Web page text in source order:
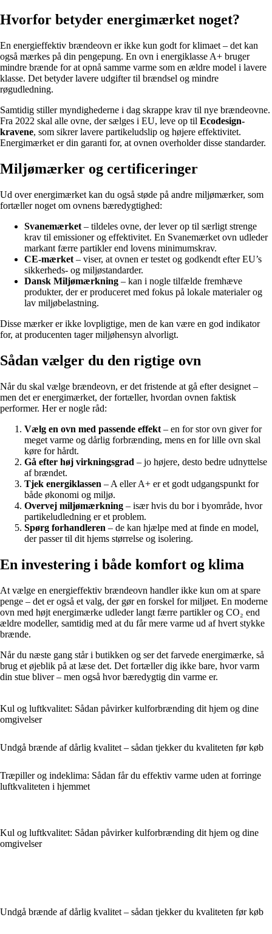
Hvorfor betyder energimærket noget?
En energieffektiv brændeovn er ikke kun godt for klimaet – det kan
også mærkes på din pengepung. En ovn i energiklasse A+ bruger
mindre brænde for at opnå samme varme som en ældre model i lavere
klasse. Det betyder lavere udgifter til brændsel og mindre
røgudledning.
Samtidig stiller myndighederne i dag skrappe krav til nye brændeovne.
Fra 2022 skal alle ovne, der sælges i EU, leve op til Ecodesign-
kravene, som sikrer lavere partikeludslip og højere effektivitet.
Energimærket er din garanti for, at ovnen overholder disse standarder.
Miljømærker og certificeringer
Ud over energimærket kan du også støde på andre miljømærker, som
fortæller noget om ovnens bæredygtighed:
Svanemærket – tildeles ovne, der lever op til særligt strenge
krav til emissioner og effektivitet. En Svanemærket ovn udleder
markant færre partikler end lovens minimumskrav.
CE-mærket – viser, at ovnen er testet og godkendt efter EU’s
sikkerheds- og miljøstandarder.
Dansk Miljømærkning – kan i nogle tilfælde fremhæve
produkter, der er produceret med fokus på lokale materialer og
lav miljøbelastning.
Disse mærker er ikke lovpligtige, men de kan være en god indikator
for, at producenten tager miljøhensyn alvorligt.
Sådan vælger du den rigtige ovn
Når du skal vælge brændeovn, er det fristende at gå efter designet –
men det er energimærket, der fortæller, hvordan ovnen faktisk
performer. Her er nogle råd:
Vælg en ovn med passende effekt – en for stor ovn giver for
meget varme og dårlig forbrænding, mens en for lille ovn skal
køre for hårdt.
Gå efter høj virkningsgrad – jo højere, desto bedre udnyttelse
af brændet.
Tjek energiklassen – A eller A+ er et godt udgangspunkt for
både økonomi og miljø.
Overvej miljømærkning – især hvis du bor i byområde, hvor
partikeludledning er et problem.
Spørg forhandleren – de kan hjælpe med at finde en model,
der passer til dit hjems størrelse og isolering.
En investering i både komfort og klima
At vælge en energieffektiv brændeovn handler ikke kun om at spare
penge – det er også et valg, der gør en forskel for miljøet. En moderne
ovn med højt energimærke udleder langt færre partikler og CO₂ end
ældre modeller, samtidig med at du får mere varme ud af hvert stykke
brænde.
Når du næste gang står i butikken og ser det farvede energimærke, så
brug et øjeblik på at læse det. Det fortæller dig ikke bare, hvor varm
din stue bliver – men også hvor bæredygtig din varme er.
Kul og luftkvalitet: Sådan påvirker kulforbrænding dit hjem og dine
omgivelser
Undgå brænde af dårlig kvalitet – sådan tjekker du kvaliteten før køb
Træpiller og indeklima: Sådan får du effektiv varme uden at forringe
luftkvaliteten i hjemmet
Kul og luftkvalitet: Sådan påvirker kulforbrænding dit hjem og dine
omgivelser
Undgå brænde af dårlig kvalitet – sådan tjekker du kvaliteten før køb